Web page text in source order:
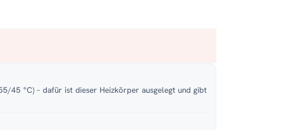
45 °C) – dafür ist dieser Heizkörper ausgelegt und gibt